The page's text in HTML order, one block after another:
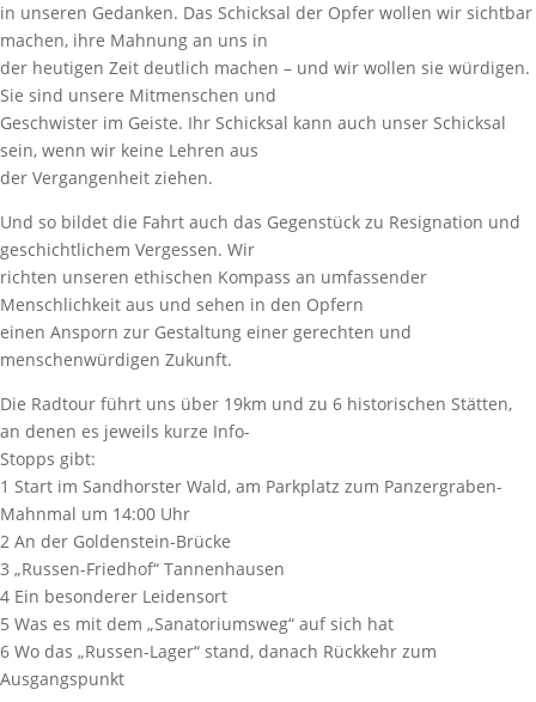
in unseren Gedanken. Das Schicksal der Opfer wollen wir sichtbar
machen, ihre Mahnung an uns in
der heutigen Zeit deutlich machen – und wir wollen sie würdigen.
Sie sind unsere Mitmenschen und
Geschwister im Geiste. Ihr Schicksal kann auch unser Schicksal
sein, wenn wir keine Lehren aus
der Vergangenheit ziehen.
Und so bildet die Fahrt auch das Gegenstück zu Resignation und
geschichtlichem Vergessen. Wir
richten unseren ethischen Kompass an umfassender
Menschlichkeit aus und sehen in den Opfern
einen Ansporn zur Gestaltung einer gerechten und
menschenwürdigen Zukunft.
Die Radtour führt uns über 19km und zu 6 historischen Stätten,
an denen es jeweils kurze Info-
Stopps gibt:
1 Start im Sandhorster Wald, am Parkplatz zum Panzergraben-
Mahnmal um 14:00 Uhr
2 An der Goldenstein-Brücke
3 „Russen-Friedhof“ Tannenhausen
4 Ein besonderer Leidensort
5 Was es mit dem „Sanatoriumsweg“ auf sich hat
6 Wo das „Russen-Lager“ stand, danach Rückkehr zum
Ausgangspunkt